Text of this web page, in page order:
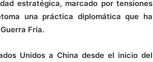
estratégica, marcado por tensiones
una práctica diplomática que ha
Fría.
Unidos a China desde el inicio del